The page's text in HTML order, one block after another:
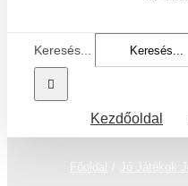
Keresés...
Kezdőoldal